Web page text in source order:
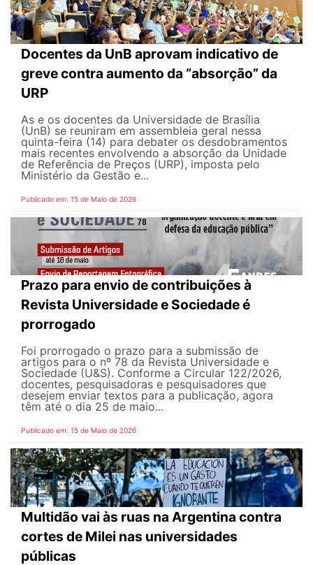
Docentes da UnB aprovam indicativo de
greve contra aumento da “absorção” da
URP
As e os docentes da Universidade de Brasília
(UnB) se reuniram em assembleia geral nessa
quinta-feira (14) para debater os desdobramentos
mais recentes envolvendo a absorção da Unidade
de Referência de Preços (URP), imposta pelo
Ministério da Gestão e...
Publicado em: 15 de Maio de 2026
Prazo para envio de contribuições à
Revista Universidade e Sociedade é
prorrogado
Foi prorrogado o prazo para a submissão de
artigos para o nº 78 da Revista Universidade e
Sociedade (U&S). Conforme a Circular 122/2026,
docentes, pesquisadoras e pesquisadores que
desejem enviar textos para a publicação, agora
têm até o dia 25 de maio...
Publicado em: 15 de Maio de 2026
Multidão vai às ruas na Argentina contra
cortes de Milei nas universidades
públicas